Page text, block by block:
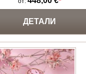
ДЕТАЛИ